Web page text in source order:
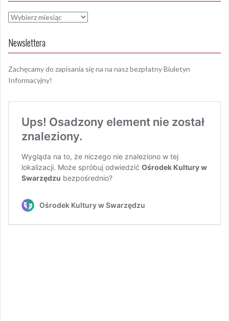
Archiwa
Newslettera
Zachęcamy do zapisania się na na nasz bezpłatny Biuletyn
Informacyjny!